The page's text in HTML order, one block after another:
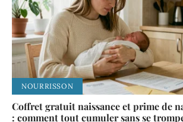
NOURRISSON
Coffret gratuit naissance et prime de
: comment tout cumuler sans se